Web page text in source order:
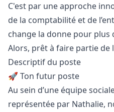
C'est par une approche
de la comptabilité et de
change la donne pour plus
Alors, prêt à faire partie de
Descriptif du poste
🚀 Ton futur poste
Au sein d’une équipe
représentée par Nathalie,